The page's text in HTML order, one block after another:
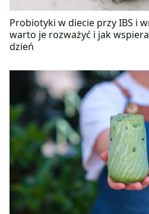
Probiotyki w diecie przy IBS i
warto je rozważyć i jak
dzień